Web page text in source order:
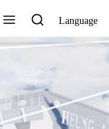
Language